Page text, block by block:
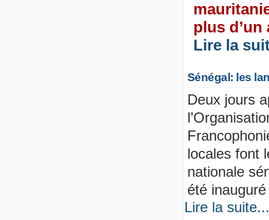
plus d’un
Lire la
Sénégal: les
Deux jours
locales font
nationale
été
Lire la suite...